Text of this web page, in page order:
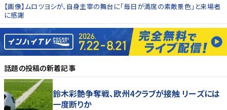
【画像】ムロツヨシが、自身主宰の舞台に「毎日が満席の素敵景色」と来場者
に感謝
話題の投稿の新着記事
鈴木彩艶争奪戦、欧州4クラブが接触 リーズには
一度断りか